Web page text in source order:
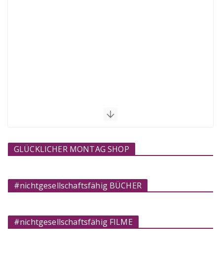
GLÜCKLICHER MONTAG SHOP
#nichtgesellschaftsfähig BÜCHER
#nichtgesellschaftsfähig FILME